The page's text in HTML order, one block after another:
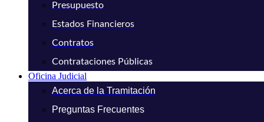
Presupuesto
Estados Financieros
Contratos
Contrataciones Públicas
Oficina Judicial
Acerca de la Tramitación
Preguntas Frecuentes